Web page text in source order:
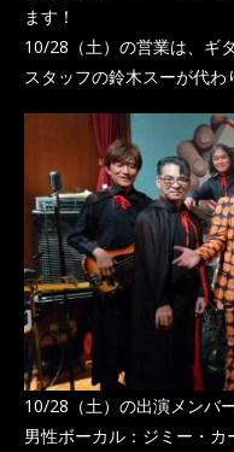
ます！
10/28（土）の営業は、ギ
スタッフの鈴木スーが代わ
10/28（土）の出演メンバ
男性ボーカル：ジミー・カ